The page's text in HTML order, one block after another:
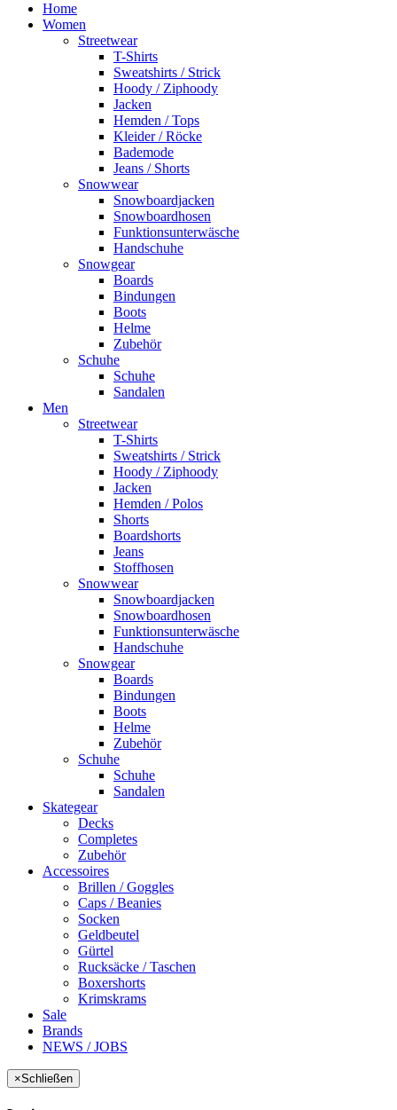
Home
Women
Streetwear
T-Shirts
Sweatshirts / Strick
Hoody / Ziphoody
Jacken
Hemden / Tops
Kleider / Röcke
Bademode
Jeans / Shorts
Snowwear
Snowboardjacken
Snowboardhosen
Funktionsunterwäsche
Handschuhe
Snowgear
Boards
Bindungen
Boots
Helme
Zubehör
Schuhe
Schuhe
Sandalen
Men
Streetwear
T-Shirts
Sweatshirts / Strick
Hoody / Ziphoody
Jacken
Hemden / Polos
Shorts
Boardshorts
Jeans
Stoffhosen
Snowwear
Snowboardjacken
Snowboardhosen
Funktionsunterwäsche
Handschuhe
Snowgear
Boards
Bindungen
Boots
Helme
Zubehör
Schuhe
Schuhe
Sandalen
Skategear
Decks
Completes
Zubehör
Accessoires
Brillen / Goggles
Caps / Beanies
Socken
Geldbeutel
Gürtel
Rucksäcke / Taschen
Boxershorts
Krimskrams
Sale
Brands
NEWS / JOBS
×Schließen